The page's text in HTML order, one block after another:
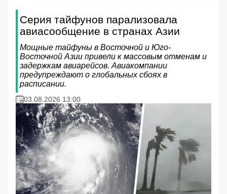
Серия тайфунов парализовала
авиасообщение в странах Азии
Мощные тайфуны в Восточной и Юго-
Восточной Азии привели к массовым отменам и
задержкам авиарейсов. Авиакомпании
предупреждают о глобальных сбоях в
расписании.
03.08.2026 13:00